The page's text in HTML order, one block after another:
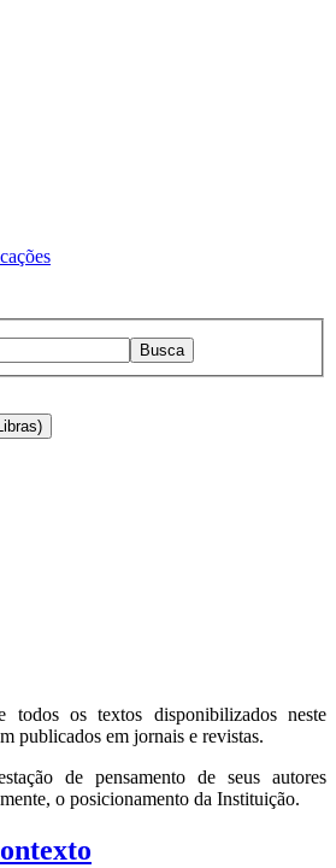
Busca
os textos disponibilizados neste
publicados em jornais e revistas.
de pensamento de seus autores
o posicionamento da Instituição.